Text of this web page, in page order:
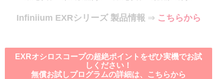
Infiniium EXRシリーズ 製品情報 ⇒ こちらから
EXRオシロスコープの超絶ポイントをぜひ実機でお試
しください！
無償お試しプログラムの詳細は、こちらから